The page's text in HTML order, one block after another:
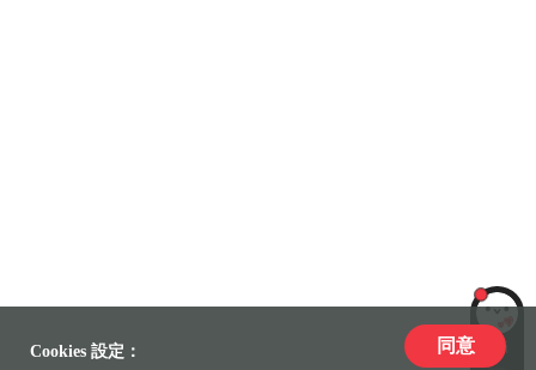
LiLi
Cookies 設定： 同意